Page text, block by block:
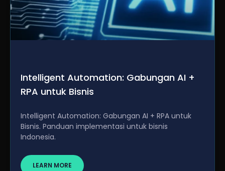
Intelligent Automation: Gabungan AI +
RPA untuk Bisnis
Intelligent Automation: Gabungan AI + RPA untuk
Bisnis. Panduan implementasi untuk bisnis
Indonesia.
LEARN MORE